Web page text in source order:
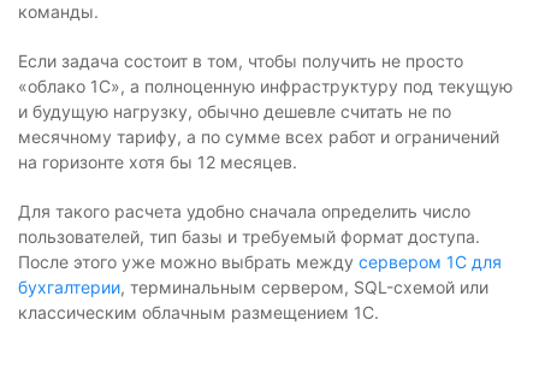
команды.
Если задача состоит в том, чтобы получить не просто
«облако 1С», а полноценную инфраструктуру под текущую
и будущую нагрузку, обычно дешевле считать не по
месячному тарифу, а по сумме всех работ и ограничений
на горизонте хотя бы 12 месяцев.
Для такого расчета удобно сначала определить число
пользователей, тип базы и требуемый формат доступа.
После этого уже можно выбрать между сервером 1С для
бухгалтерии, терминальным сервером, SQL-схемой или
классическим облачным размещением 1С.